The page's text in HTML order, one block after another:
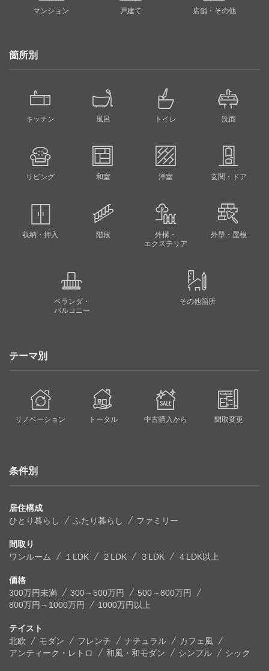
マンション 戸建て 店舗・その他
箇所別
キッチン 風呂 トイレ 洗面
リビング 和室 洋室 玄関・ドア
収納・押入 階段
外構・
エクステリア
外壁・屋根
ベランダ・
バルコニー
その他箇所
テーマ別
リノベーション トータル 中古購入から 間取変更
条件別
居住構成
ひとり暮らし
ふたり暮らし ファミリー
間取り
ワンルーム
１LDK ２LDK ３LDK ４LDK以上
価格
300万円未満
300～500万円
500～800万円
800万円～1000万円
1000万円以上
テイスト
北欧
モダン フレンチ ナチュラル
カフェ風
アンティーク・レトロ
和風・和モダン シンプル シック